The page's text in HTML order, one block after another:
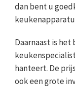
dan bent u
Daarnaast is
hanteert. De
ook een grote